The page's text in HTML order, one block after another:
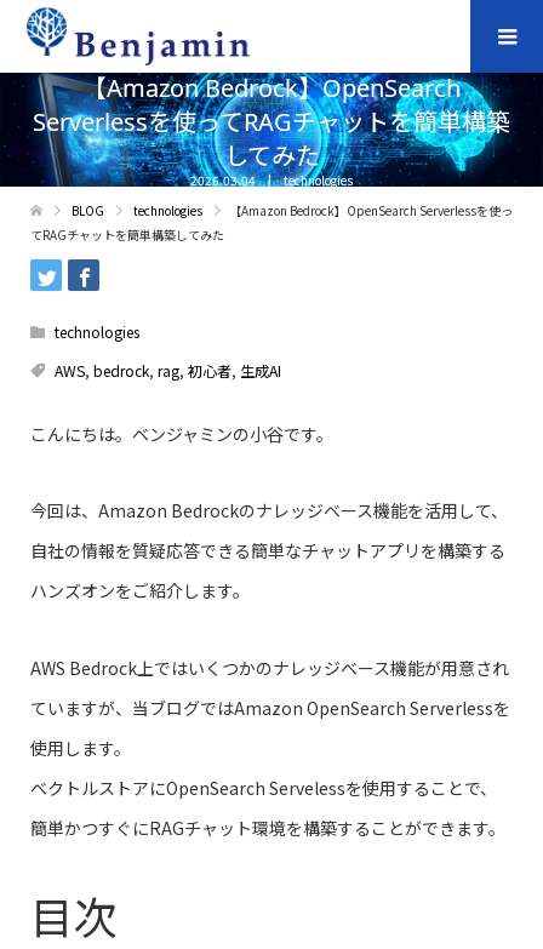
【Amazon Bedrock】OpenSearch
Serverlessを使ってRAGチャットを簡単構築
してみた
2026.03.04
technologies
BLOG
technologies
【Amazon Bedrock】OpenSearch Serverlessを使っ
てRAGチャットを簡単構築してみた
technologies
AWS, bedrock, rag, 初心者, 生成AI
こんにちは。ベンジャミンの小谷です。
今回は、Amazon Bedrockのナレッジベース機能を活用して、
自社の情報を質疑応答できる簡単なチャットアプリを構築する
ハンズオンをご紹介します。
AWS Bedrock上ではいくつかのナレッジベース機能が用意され
ていますが、当ブログではAmazon OpenSearch Serverlessを
使用します。
ベクトルストアにOpenSearch Servelessを使用することで、
簡単かつすぐにRAGチャット環境を構築することができます。
目次